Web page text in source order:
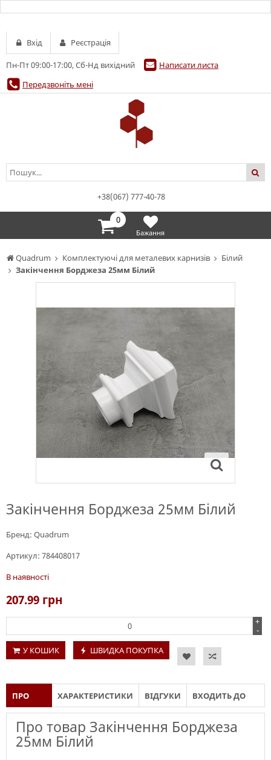
Quadrum Комплектуючі для металевих карнизів
Білий
Закінчення Борджеза 25мм Білий
Закінчення Борджеза 25мм Білий
Бренд: Quadrum
Артикул: 784408017
В наявності
207.99 грн
+
-
У КОШИК
ШВИДКА ПОКУПКА
ПРО ХАРАКТЕРИСТИКИ ВІДГУКИ ВХОДИТЬ ДО
Про товар Закінчення Борджеза
25мм Білий
Пн-Пт 09:00-17:00, Сб-Нд вихідний
Написати листа
Передзвоніть мені
Вхід Реєстрація
+38(067) 777-40-78
0
Бажання